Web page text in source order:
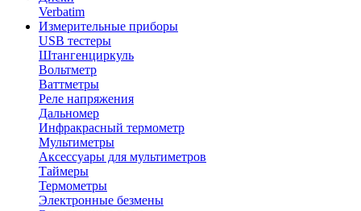
Verbatim
Измерительные приборы
USB тестеры
Штангенциркуль
Вольтметр
Ваттметры
Реле напряжения
Дальномер
Инфракрасный термометр
Мультиметры
Аксессуары для мультиметров
Таймеры
Термометры
Электронные безмены